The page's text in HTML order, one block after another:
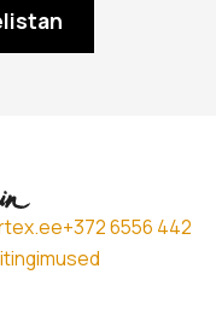
+372 6556 442